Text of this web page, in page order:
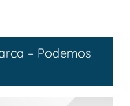
– Podemos